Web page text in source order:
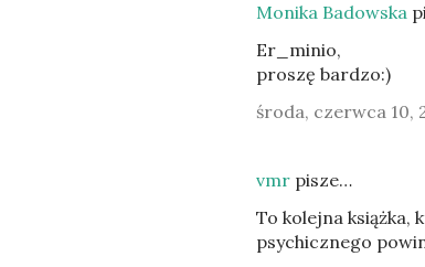
Monika Badowska
Er_minio,
proszę bardzo:)
środa, czerwca 10,
vmr pisze…
To kolejna książka,
psychicznego